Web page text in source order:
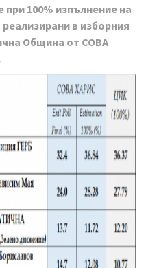
100% изпълнение на
в изборния
Община от СОВА